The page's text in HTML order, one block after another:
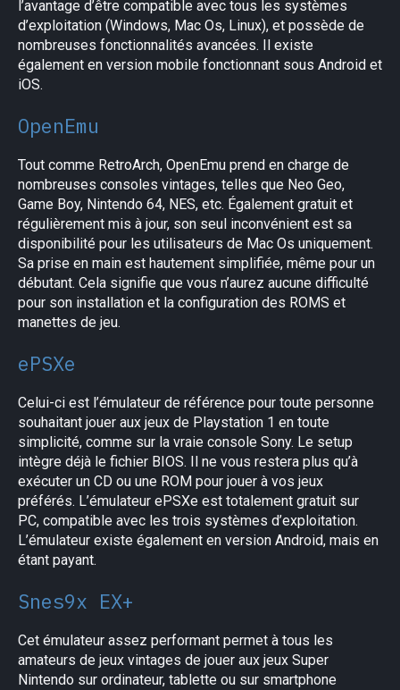
l’avantage d’être compatible avec tous les systèmes
d’exploitation (Windows, Mac Os, Linux), et possède de
nombreuses fonctionnalités avancées. Il existe
également en version mobile fonctionnant sous Android et
iOS.
OpenEmu
Tout comme RetroArch, OpenEmu prend en charge de
nombreuses consoles vintages, telles que Neo Geo,
Game Boy, Nintendo 64, NES, etc. Également gratuit et
régulièrement mis à jour, son seul inconvénient est sa
disponibilité pour les utilisateurs de Mac Os uniquement.
Sa prise en main est hautement simplifiée, même pour un
débutant. Cela signifie que vous n’aurez aucune difficulté
pour son installation et la configuration des ROMS et
manettes de jeu.
ePSXe
Celui-ci est l’émulateur de référence pour toute personne
souhaitant jouer aux jeux de Playstation 1 en toute
simplicité, comme sur la vraie console Sony. Le setup
intègre déjà le fichier BIOS. Il ne vous restera plus qu’à
exécuter un CD ou une ROM pour jouer à vos jeux
préférés. L’émulateur ePSXe est totalement gratuit sur
PC, compatible avec les trois systèmes d’exploitation.
L’émulateur existe également en version Android, mais en
étant payant.
Snes9x EX+
Cet émulateur assez performant permet à tous les
amateurs de jeux vintages de jouer aux jeux Super
Nintendo sur ordinateur, tablette ou sur smartphone
×